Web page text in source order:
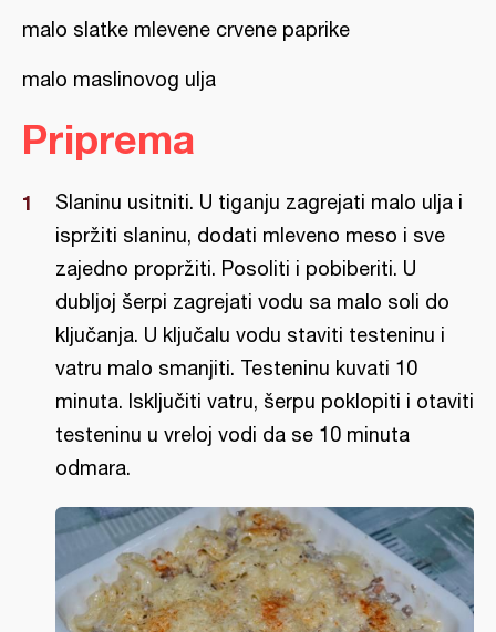
malo slatke mlevene crvene paprike
malo maslinovog ulja
Priprema
Slaninu usitniti. U tiganju zagrejati malo ulja i
ispržiti slaninu, dodati mleveno meso i sve
zajedno propržiti. Posoliti i pobiberiti. U
dubljoj šerpi zagrejati vodu sa malo soli do
ključanja. U ključalu vodu staviti testeninu i
vatru malo smanjiti. Testeninu kuvati 10
minuta. Isključiti vatru, šerpu poklopiti i otaviti
testeninu u vreloj vodi da se 10 minuta
odmara.